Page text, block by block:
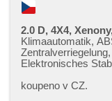
2.0 D, 4X4,
Klimaautomatik,
Elektronisches
Xenonscheinwerfer,
koupeno v CZ.